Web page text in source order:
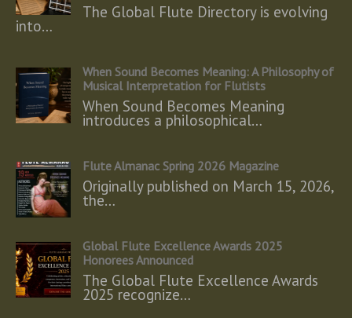
The Global Flute Directory is evolving
into…
When Sound Becomes Meaning: A Philosophy of
Musical Interpretation for Flutists
When Sound Becomes Meaning
introduces a philosophical…
Flute Almanac Spring 2026 Magazine
Originally published on March 15, 2026,
the…
Global Flute Excellence Awards 2025
Honorees Announced
The Global Flute Excellence Awards
2025 recognize…